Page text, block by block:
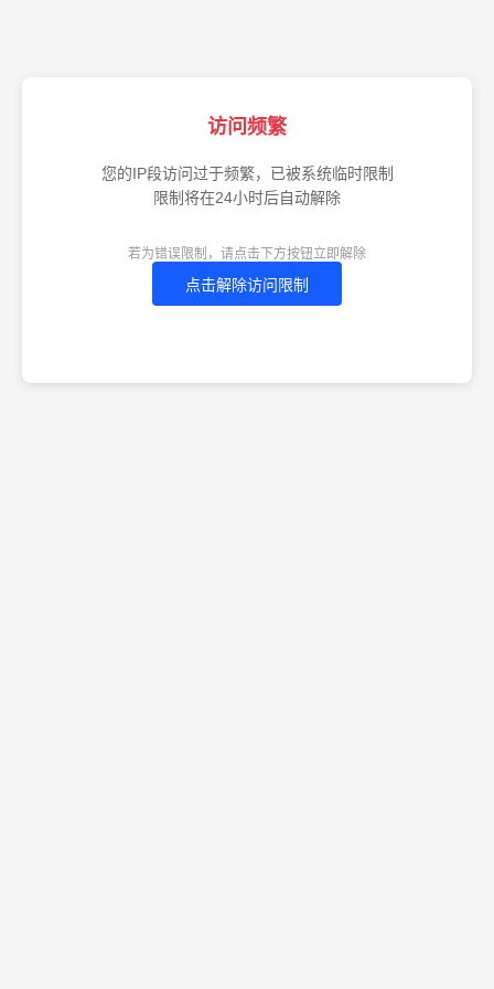
访问频繁
您的IP段访问过于频繁，已被系统临时限制
限制将在24小时后自动解除
若为错误限制，请点击下方按钮立即解除
点击解除访问限制